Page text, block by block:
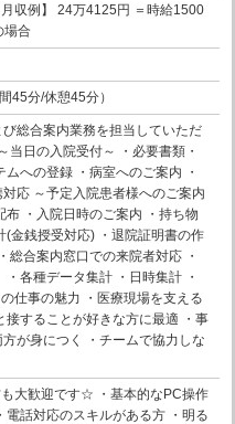
収例】 24万4125円 ＝時給1500
場合
45分/休憩45分）
総合案内業務を担当していただ
当日の入院受付～ ・必要書類・
への登録 ・病室へのご案内 ・
応 ～予定入院患者様へのご案内
布 ・入院日時のご案内 ・持ち物
(金銭授受対応) ・退院証明書の作
総合案内窓口での来院者対応 ・
各種データ集計 ・日時集計 ・
仕事の魅力 ・医療現場を支える
接することが好きな方に最適 ・事
が身につく ・チームで協力しな
大歓迎です☆ ・基本的なPC操作
電話対応のスキルがある方 ・明る